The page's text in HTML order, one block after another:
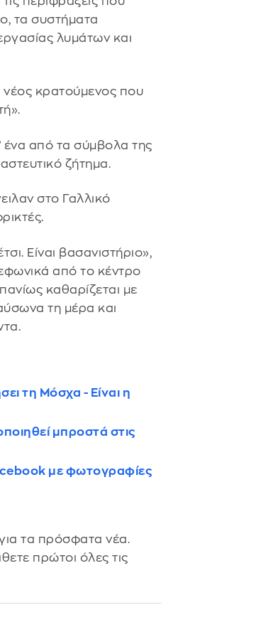
τα συστήματα
λυμάτων και
κρατούμενος που
ένα από τα σύμβολα της
ζήτημα.
στο Γαλλικό
Είναι βασανιστήριο»,
από το κέντρο
καθαρίζεται με
τη μέρα και
τη Μόσχα - Είναι η
μπροστά στις
με φωτογραφίες
τα πρόσφατα νέα.
πρώτοι όλες τις